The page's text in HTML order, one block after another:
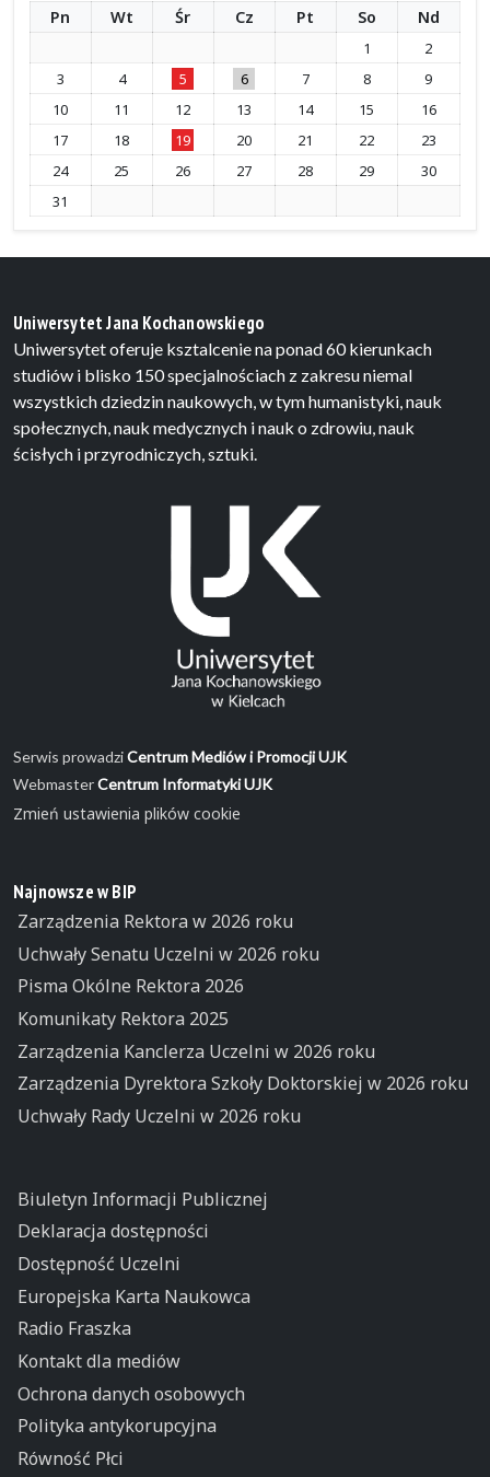
Pn
Wt Śr Cz Pt So Nd
1
2
3
4 5 6 7 8
9
10
11 12 13 14 15
16
17
18 19 20 21 22
23
24
25 26 27 28 29
30
31
Uniwersytet Jana Kochanowskiego
Uniwersytet oferuje ksztalcenie na ponad 60 kierunkach
studiów i blisko 150 specjalnościach z zakresu niemal
wszystkich dziedzin naukowych, w tym humanistyki, nauk
społecznych, nauk medycznych i nauk o zdrowiu, nauk
ścisłych i przyrodniczych, sztuki.
Serwis prowadziCentrum Mediów i Promocji UJK
WebmasterCentrum Informatyki UJK
Zmień ustawienia plików cookie
Najnowsze w BIP
Zarządzenia Rektora w 2026 roku
Uchwały Senatu Uczelni w 2026 roku
Pisma Okólne Rektora 2026
Komunikaty Rektora 2025
Zarządzenia Kanclerza Uczelni w 2026 roku
Zarządzenia Dyrektora Szkoły Doktorskiej w 2026 roku
Uchwały Rady Uczelni w 2026 roku
Biuletyn Informacji Publicznej
Deklaracja dostępności
Dostępność Uczelni
Europejska Karta Naukowca
Radio Fraszka
Kontakt dla mediów
Ochrona danych osobowych
Polityka antykorupcyjna
Równość Płci